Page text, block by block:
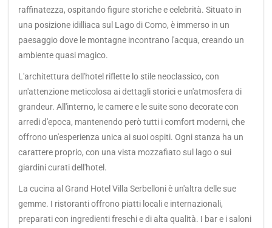
raffinatezza, ospitando figure storiche e celebrità. Situato in
una posizione idilliaca sul Lago di Como, è immerso in un
paesaggio dove le montagne incontrano l'acqua, creando un
ambiente quasi magico.
L'architettura dell'hotel riflette lo stile neoclassico, con
un'attenzione meticolosa ai dettagli storici e un'atmosfera di
grandeur. All'interno, le camere e le suite sono decorate con
arredi d'epoca, mantenendo però tutti i comfort moderni, che
offrono un'esperienza unica ai suoi ospiti. Ogni stanza ha un
carattere proprio, con una vista mozzafiato sul lago o sui
giardini curati dell'hotel.
La cucina al Grand Hotel Villa Serbelloni è un'altra delle sue
gemme. I ristoranti offrono piatti locali e internazionali,
preparati con ingredienti freschi e di alta qualità. I bar e i saloni